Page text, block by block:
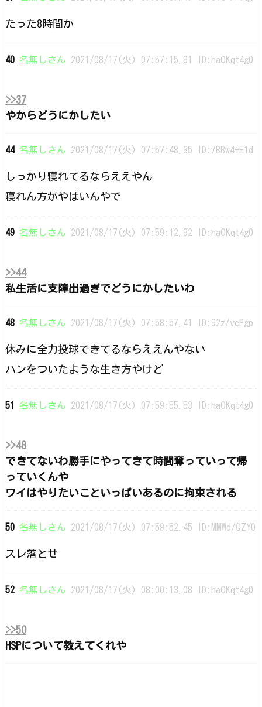
たった8時間か
40 名無しさん 2021/08/17(火) 07:57:15.91 ID:haOKqt4g0
>>37
やからどうにかしたい
44 名無しさん 2021/08/17(火) 07:57:48.35 ID:7BBw4+E1d
しっかり寝れてるならええやん
寝れん方がやばいんやで
49 名無しさん 2021/08/17(火) 07:59:12.92 ID:haOKqt4g0
>>44
私生活に支障出過ぎでどうにかしたいわ
48 名無しさん 2021/08/17(火) 07:58:57.41 ID:92z/vcPgp
休みに全力投球できてるならええんやない
ハンをついたような生き方やけど
51 名無しさん 2021/08/17(火) 07:59:55.53 ID:haOKqt4g0
>>48
できてないわ勝手にやってきて時間奪っていって帰
っていくんや
ワイはやりたいこといっぱいあるのに拘束される
50 名無しさん 2021/08/17(火) 07:59:52.45 ID:MMWd/QZY0
スレ落とせ
52 名無しさん 2021/08/17(火) 08:00:13.08 ID:haOKqt4g0
>>50
HSPについて教えてくれや